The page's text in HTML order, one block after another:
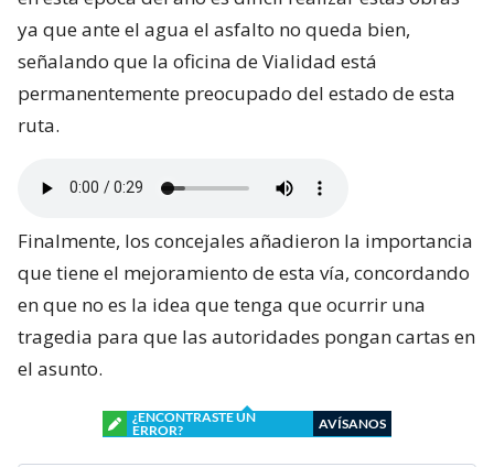
ya que ante el agua el asfalto no queda bien,
señalando que la oficina de Vialidad está
permanentemente preocupado del estado de esta
ruta.
Finalmente, los concejales añadieron la importancia
que tiene el mejoramiento de esta vía, concordando
en que no es la idea que tenga que ocurrir una
tragedia para que las autoridades pongan cartas en
el asunto.
¿ENCONTRASTE UN
ERROR?
AVÍSANOS